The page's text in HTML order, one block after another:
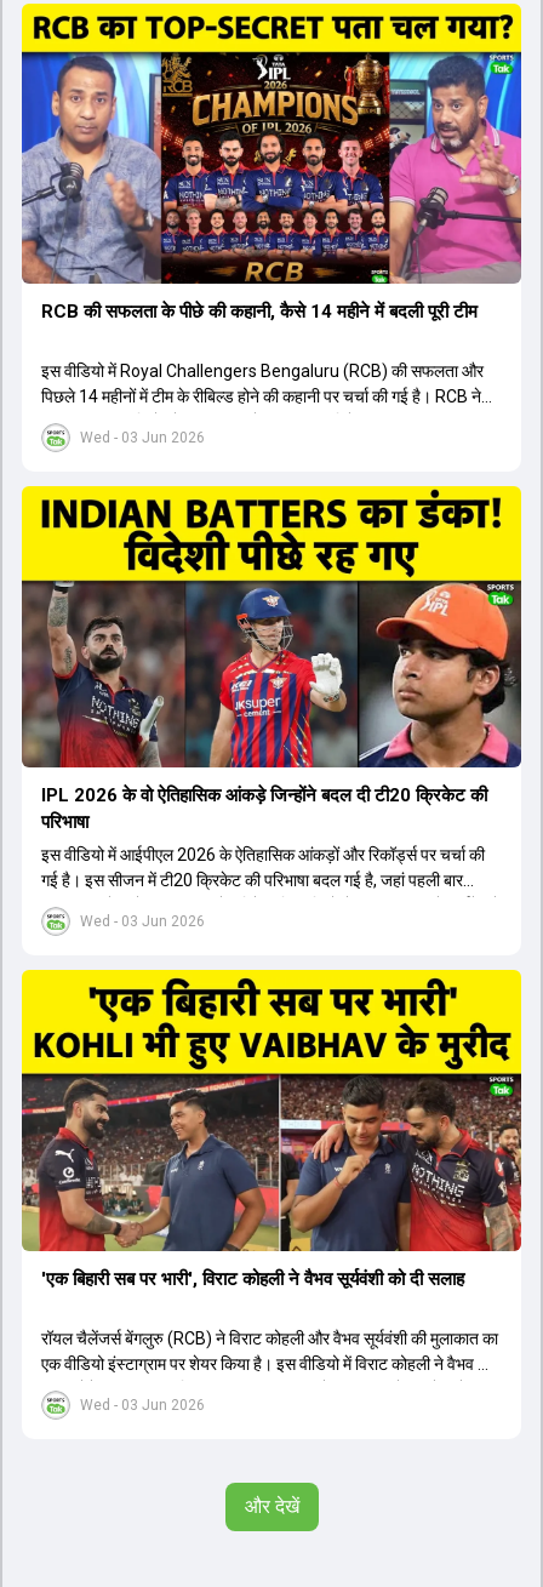
ऑस्ट्रेलियाई कप्तान के अनुसार, शुरुआत में लोगों को इस खिलाड़ी के प्रदर्शन पर
संदेह था, लेकिन अब उसने खुद को एक बेहतरीन बल्लेबाज साबित कर दिया है जो
गेंद को बाउंड्री के काफी पार मारने की क्षमता रखता है। वहीं, इंग्लैंड के पूर्व कप्तान
ने कहा कि टूर्नामेंट जीतने वाली टीम के अलावा इस सीजन की सबसे बड़ी बात इस
युवा खिलाड़ी का प्रदर्शन रहा है, जिसे देखने के लिए स्टेडियम में भारी भीड़ उमड़ती
थी। शानदार प्रदर्शन के बाद इस युवा खिलाड़ी को श्रीलंका में होने वाली
त्रिकोणीय सीरीज के लिए इंडिया ए टीम में भी शामिल कर लिया गया है।
Wed - 03 Jun 2026
RCB की सफलता के पीछे की कहानी, कैसे 14 महीने में बदली पूरी टीम
इस वीडियो में Royal Challengers Bengaluru (RCB) की सफलता और
पिछले 14 महीनों में टीम के रीबिल्ड होने की कहानी पर चर्चा की गई है। RCB ने
अपनी पुरानी गलतियों को स्वीकार करते हुए एक नया रिसेट बटन दबाया। टीम
मैनेजमेंट में Mo Bobat, Andy Flower, Dinesh Karthik और एनालिस्ट
के तहत Bhuvneshwar Kumar, Krunal Pandya और Rasikh Salam
जैसे भारतीय खिलाड़ियों को टीम में शामिल किया गया, जिन्होंने शानदार प्रदर्शन
किया। इसके अलावा, Virat Kohli की भूमिका में भी बदलाव देखा गया, जहां वह
अब टीम के युवा खिलाड़ियों के साथ ज्यादा जुड़े हुए नजर आते हैं। कप्तान Rajat
Patidar के नेतृत्व में टीम का कम्युनिकेशन बहुत स्पष्ट रहा है। एनालिस्ट से लेकर
मैनेजमेंट तक, सभी एक ही पेज पर रहते हैं, जिससे मैदान पर कोई कंफ्यूजन नहीं
होता। यही कारण है कि RCB ने लगातार सफलता हासिल की है।
Wed - 03 Jun 2026
IPL 2026 के वो ऐतिहासिक आंकड़े जिन्होंने बदल दी टी20 क्रिकेट की
परिभाषा
इस वीडियो में आईपीएल 2026 के ऐतिहासिक आंकड़ों और रिकॉर्ड्स पर चर्चा की
गई है। इस सीजन में टी20 क्रिकेट की परिभाषा बदल गई है, जहां पहली बार
भारतीय बल्लेबाजों का स्ट्राइक रेट विदेशी खिलाड़ियों से ज्यादा रहा। पूरे टूर्नामेंट में
1426 छक्के लगे और 65 बार टीमों ने 200 से ज्यादा का स्कोर बनाया, जो एक
स्ट्राइक रेट के साथ मोस्ट वैल्युएबल प्लेयर का खिताब जीता। इसके अलावा पंजाब
और बेंगलुरु के प्रदर्शन के साथ-साथ लक्ष्य का पीछा करने वाली टीमों की सफलता
के आंकड़ों का भी विश्लेषण किया गया है।
Wed - 03 Jun 2026
'एक बिहारी सब पर भारी', विराट कोहली ने वैभव सूर्यवंशी को दी सलाह
रॉयल चैलेंजर्स बेंगलुरु (RCB) ने विराट कोहली और वैभव सूर्यवंशी की मुलाकात का
एक वीडियो इंस्टाग्राम पर शेयर किया है। इस वीडियो में विराट कोहली ने वैभव को
सलाह देते हुए कहा, 'एक बिहारी सब पर भारी। बस गेम खत्म।' कोहली ने उन्हें खुद
पर विश्वास रखने और नकारात्मक बातों पर ध्यान न देने की सलाह दी। आईपीएल
सीरीज खेलेंगे। वहीं, विराट कोहली लंदन रवाना हो गए हैं और अगली वनडे सीरीज में
और देखें